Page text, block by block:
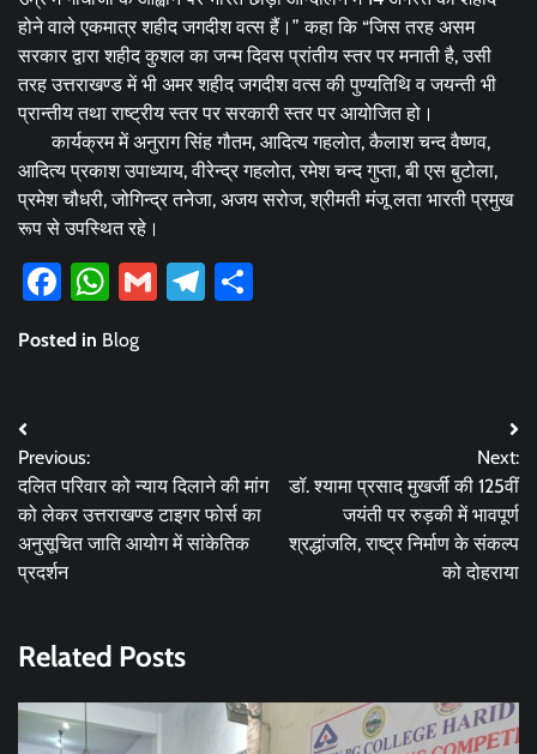
होने वाले एकमात्र शहीद जगदीश वत्स हैं।” कहा कि “जिस तरह असम
सरकार द्वारा शहीद कुशल का जन्म दिवस प्रांतीय स्तर पर मनाती है, उसी
तरह उत्तराखण्ड में भी‌ अमर शहीद जगदीश वत्स की पुण्यतिथि व जयन्ती भी
प्रान्तीय तथा राष्ट्रीय स्तर पर सरकारी स्तर पर आयोजित हो।
कार्यक्रम में अनुराग सिंह गौतम, आदित्य गहलोत, कैलाश चन्द वैष्णव,
आदित्य प्रकाश उपाध्याय, वीरेन्द्र गहलोत, रमेश चन्द गुप्ता, बी एस बुटोला,
प्रमेश चौधरी, जोगिन्द्र तनेजा, अजय सरोज, श्रीमती मंजू लता भारती प्रमुख
रूप से उपस्थित रहे।
Facebook
WhatsApp
GmailTelegram
Posted in Blog
Post
navigation
Previous:
दलित परिवार को न्याय दिलाने की मांग
को लेकर उत्तराखण्ड टाइगर फोर्स का
अनुसूचित जाति आयोग में सांकेतिक
प्रदर्शन
Next:
डॉ. श्यामा प्रसाद मुखर्जी की 125वीं
जयंती पर रुड़की में भावपूर्ण
श्रद्धांजलि, राष्ट्र निर्माण के संकल्प
को दोहराया
Related Posts